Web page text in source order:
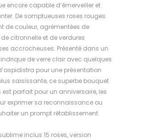
encore capable d’émerveiller et
De somptueuses roses rouges
de couleur, agrémentées de
citronnelle et de verdures
accrocheuses. Présenté dans un
de verre clair avec quelques
pour une présentation
saisissante, ce superbe bouquet
est parfait pour un anniversaire, les
exprimer sa reconnaissance ou
un prompt rétablissement.
inclus 15 roses, version